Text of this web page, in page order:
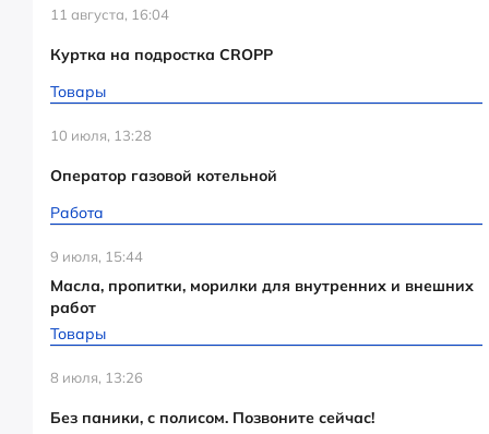
11 августа, 16:04
Куртка на подростка CROPP
Товары
10 июля, 13:28
Оператор газовой котельной
Работа
9 июля, 15:44
Масла, пропитки, морилки для внутренних и внешних
работ
Товары
8 июля, 13:26
Без паники, с полисом. Позвоните сейчас!